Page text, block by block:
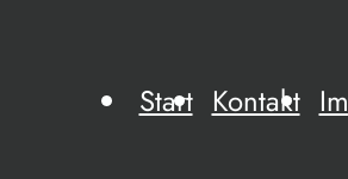
Start Kontakt